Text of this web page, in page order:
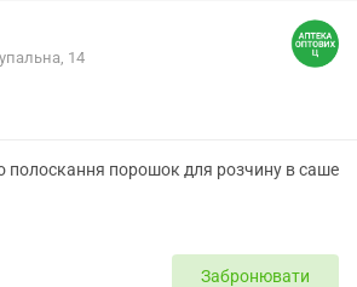
14
полоскання порошок для розчину в саше
Забронювати